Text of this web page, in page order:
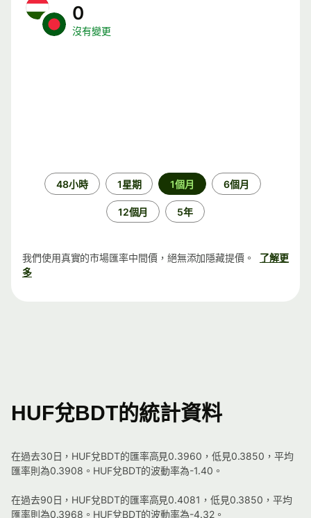
0
沒有變更
48小時 1星期 1個月 6個月
12個月 5年
我們使用真實的市場匯率中間價，絕無添加隱藏提價。
了解更
多
HUF兌BDT的統計資料
在過去30日，HUF兌BDT的匯率高見0.3960，低見0.3850，平均
匯率則為0.3908。HUF兌BDT的波動率為-1.40。
在過去90日，HUF兌BDT的匯率高見0.4081，低見0.3850，平均
匯率則為0.3968。HUF兌BDT的波動率為-4.32。